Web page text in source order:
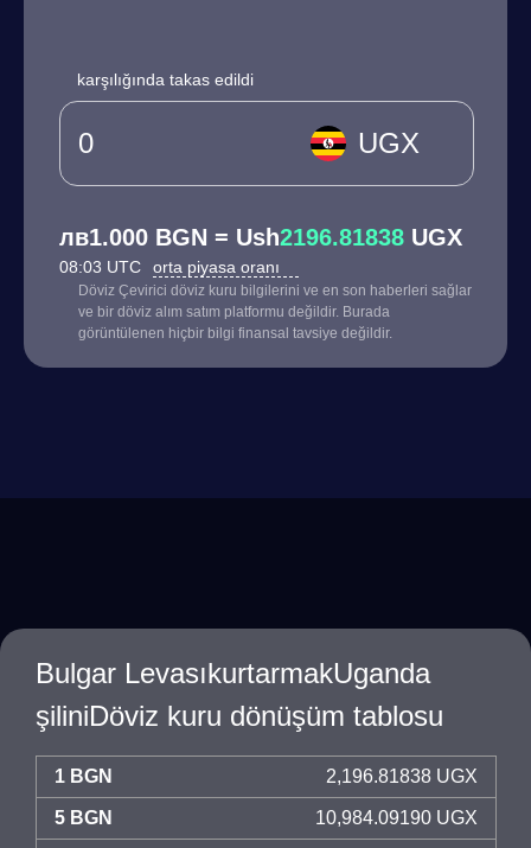
karşılığında takas edildi
UGX
лв1.000 BGN = Ush2196.81838 UGX
08:03 UTC orta piyasa oranı
Döviz Çevirici döviz kuru bilgilerini ve en son haberleri sağlar
ve bir döviz alım satım platformu değildir. Burada
görüntülenen hiçbir bilgi finansal tavsiye değildir.
Bulgar LevasıkurtarmakUganda
şiliniDöviz kuru dönüşüm tablosu
1 BGN 2,196.81838 UGX
5 BGN 10,984.09190 UGX